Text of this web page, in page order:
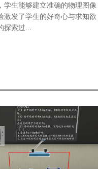
学生能够建立准确的物理图
激发了学生的好奇心与求知
索过...